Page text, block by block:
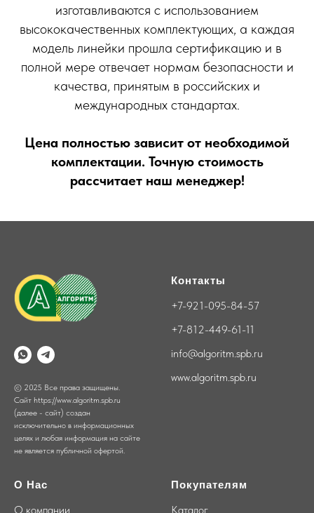
изготавливаются с использованием
высококачественных комплектующих, а каждая
модель линейки прошла сертификацию и в
полной мере отвечает нормам безопасности и
качества, принятым в российских и
международных стандартах.
Цена полностью зависит от необходимой
комплектации. Точную стоимость
рассчитает наш менеджер!
© 2025 Все права защищены.
Сайт https://www.algoritm.spb.ru
(далее - сайт) создан
исключительно в информационных
целях и любая информация на сайте
не является публичной офертой.
Контакты
+7-921-095-84-57
+7-812-449-61-11
info@algoritm.spb.ru
www.algoritm.spb.ru
О Нас
О компании
Покупателям
Каталог